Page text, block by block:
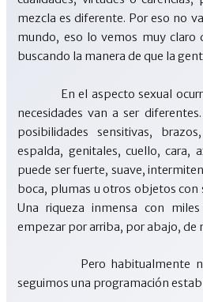
mezcla es diferente. Por eso no
mundo, eso lo vemos muy claro
buscando la manera de que la
En el aspecto sexual ocurre
necesidades van a ser
posibilidades sensitivas,
espalda, genitales, cuello, cara,
puede ser fuerte, suave,
boca, plumas u otros objetos
Una riqueza inmensa con
empezar por arriba, por abajo,
Pero habitualmente no
seguimos una programación